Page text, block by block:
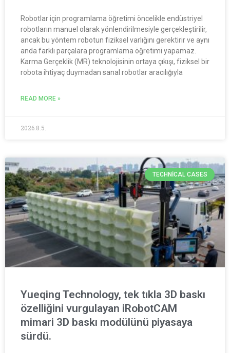
Robotlar için programlama öğretimi öncelikle endüstriyel
robotların manuel olarak yönlendirilmesiyle gerçekleştirilir,
ancak bu yöntem robotun fiziksel varlığını gerektirir ve aynı
anda farklı parçalara programlama öğretimi yapamaz.
Karma Gerçeklik (MR) teknolojisinin ortaya çıkışı, fiziksel bir
robota ihtiyaç duymadan sanal robotlar aracılığıyla
READ MORE »
2026.8.5.
TECHNICAL CASES
Yueqing Technology, tek tıkla 3D baskı
özelliğini vurgulayan iRobotCAM
mimari 3D baskı modülünü piyasaya
sürdü.